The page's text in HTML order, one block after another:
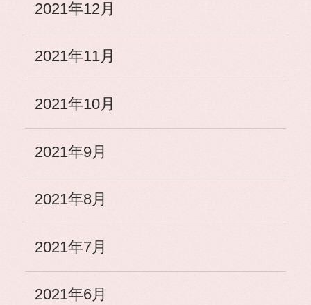
2021年12月
2021年11月
2021年10月
2021年9月
2021年8月
2021年7月
2021年6月